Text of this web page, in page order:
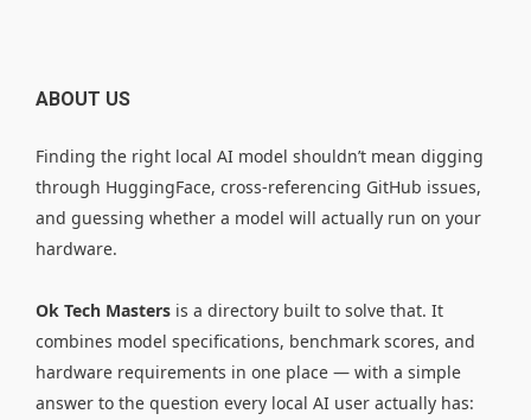
ABOUT US
Finding the right local AI model shouldn’t mean digging
through HuggingFace, cross-referencing GitHub issues,
and guessing whether a model will actually run on your
hardware.
Ok Tech Masters is a directory built to solve that. It
combines model specifications, benchmark scores, and
hardware requirements in one place — with a simple
answer to the question every local AI user actually has: